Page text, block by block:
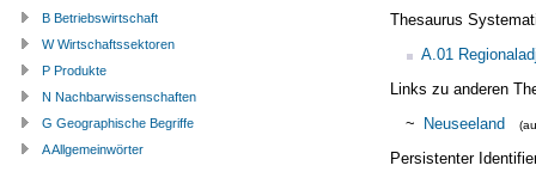
Thesaurus
A.01
Links zu anderen
~ Neuseeland
Persistenter
B Betriebswirtschaft
W Wirtschaftssektoren
P Produkte
N Nachbarwissenschaften
G Geographische Begriffe
A Allgemeinwörter